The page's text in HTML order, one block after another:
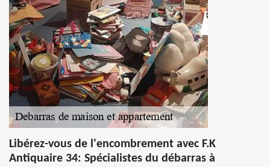
Libérez-vous de l'encombrement avec F.K
Antiquaire 34: Spécialistes du débarras à